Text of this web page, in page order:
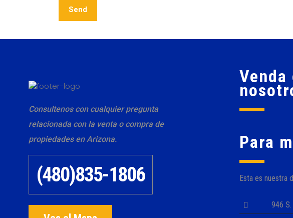
Consultenos con cualquier pregunta
relacionada con la venta o compra de
propiedades en Arizona.
(480)835-1806
Venda
Para
Esta es nuestra
946